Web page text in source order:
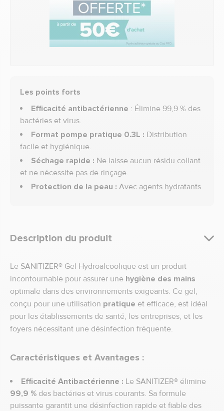
Les points forts
Efficacité antibactérienne : Élimine 99,9 % des
bactéries et virus.
Format pompe pratique 0.3L : Distribution
facile et hygiénique.
Séchage rapide : Ne laisse aucun résidu collant
et ne nécessite pas de rinçage.
Protection de la peau : Avec agents hydratants.
Description du produit
Le SANITIZER® Gel Hydroalcoolique est un produit
incontournable pour assurer une hygiène des mains
optimale dans des environnements exigeants. Ce gel,
conçu pour une utilisation pratique et efficace, est idéal
pour les établissements de santé, les entreprises, et les
foyers nécessitant une désinfection fréquente.
Caractéristiques et Avantages :
Efficacité Antibactérienne : Le SANITIZER® élimine
99,9 % des bactéries et virus courants. Sa formule
puissante garantit une désinfection rapide et fiable des